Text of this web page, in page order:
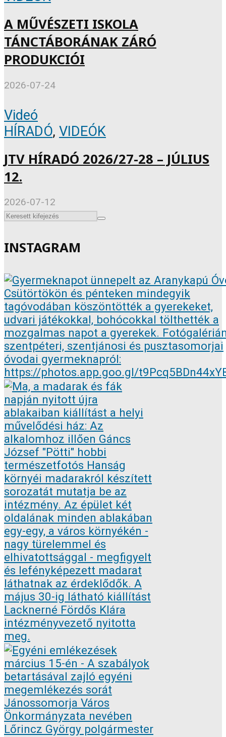
A MŰVÉSZETI ISKOLA
TÁNCTÁBORÁNAK ZÁRÓ
PRODUKCIÓI
2026-07-24
Videó
HÍRADÓ, VIDEÓK
JTV HÍRADÓ 2026/27-28 – JÚLIUS
12.
2026-07-12
INSTAGRAM